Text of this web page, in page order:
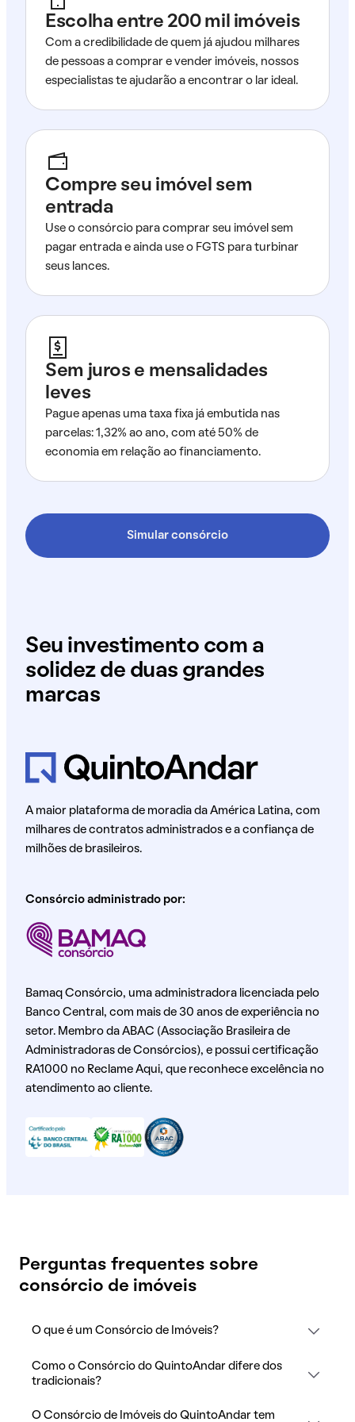
Escolha entre 200 mil imóveis
Com a credibilidade de quem já ajudou milhares
de pessoas a comprar e vender imóveis, nossos
especialistas te ajudarão a encontrar o lar ideal.
Compre seu imóvel sem
entrada
Use o consórcio para comprar seu imóvel sem
pagar entrada e ainda use o FGTS para turbinar
seus lances.
Sem juros e mensalidades
leves
Pague apenas uma taxa fixa já embutida nas
parcelas: 1,32% ao ano, com até 50% de
economia em relação ao financiamento.
Simular consórcio
Seu investimento com a
solidez de duas grandes
marcas
A maior plataforma de moradia da América Latina, com
milhares de contratos administrados e a confiança de
milhões de brasileiros.
Consórcio administrado por:
Bamaq Consórcio, uma administradora licenciada pelo
Banco Central, com mais de 30 anos de experiência no
setor. Membro da ABAC (Associação Brasileira de
Administradoras de Consórcios), e possui certificação
RA1000 no Reclame Aqui, que reconhece excelência no
atendimento ao cliente.
Perguntas frequentes sobre
consórcio de imóveis
O que é um Consórcio de Imóveis?
Como o Consórcio do QuintoAndar difere dos
tradicionais?
O Consórcio de Imóveis do QuintoAndar tem